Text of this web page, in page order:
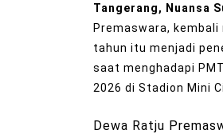
Tangerang, Nuansa
Premaswara,
tahun itu menjadi
saat menghadapi
2026 di Stadion Mini
Dewa Ratju